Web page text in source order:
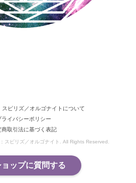
スピリズ／オルゴナイトについて
ライバシーポリシー
商取引法に基づく表記
スピリズ／オルゴナイト. All Rights Reserved.
ョップに質問する